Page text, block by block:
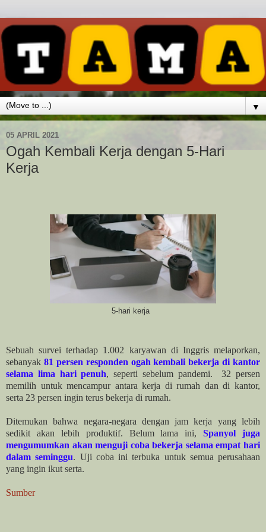
▼
05 APRIL 2021
Ogah Kembali Kerja dengan 5-Hari
Kerja
5-hari kerja
Sebuah survei terhadap 1.002 karyawan di Inggris melaporkan,
sebanyak 81 persen responden ogah kembali bekerja di kantor
selama lima haripenuh, seperti sebelum pandemi. 32 persen
memilih untuk mencampur antara kerja di rumah dan di kantor,
serta 23 persen ingin terus bekerja di rumah.
Ditemukan bahwa negara-negara dengan jam kerja yang lebih
sedikit akan lebih produktif. Belum lama ini,Spanyol juga
mengumumkan akanmenguji coba bekerja selama empat hari
dalam seminggu. Uji coba ini terbuka untuk semua perusahaan
yang ingin ikut serta.
Sumber